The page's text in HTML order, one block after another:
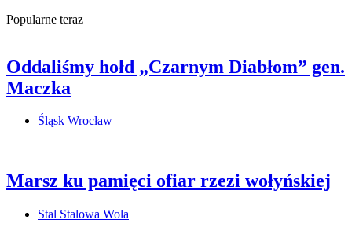
Popularne teraz
Oddaliśmy hołd „Czarnym Diabłom” gen.
Maczka
Śląsk Wrocław
Marsz ku pamięci ofiar rzezi wołyńskiej
Stal Stalowa Wola